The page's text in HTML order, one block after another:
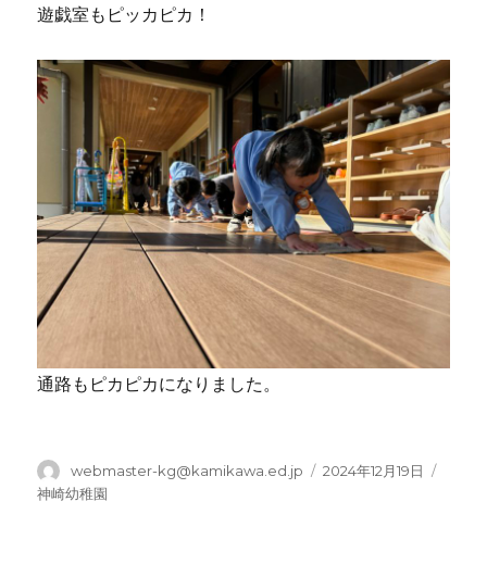
遊戯室もピッカピカ！
通路もピカピカになりました。
投
稿
webmaster-kg@kamikawa.ed.jp
投
2024年12月19日
神崎幼稚園